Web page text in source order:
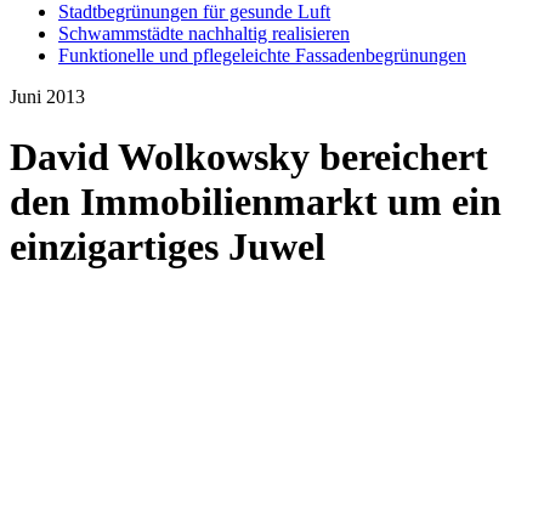
Stadtbegrünungen für gesunde Luft
Schwammstädte nachhaltig realisieren
Funktionelle und pflegeleichte Fassadenbegrünungen
Juni 2013
David Wolkowsky bereichert
den Immobilienmarkt um ein
einzigartiges Juwel